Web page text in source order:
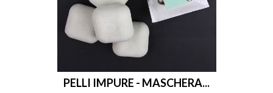
PELLI IMPURE - MASCHERA...